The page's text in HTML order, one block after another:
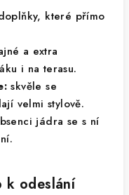
které přímo
a extra
i na terasu.
skvěle se
velmi stylově.
jádra se s ní
k odeslání